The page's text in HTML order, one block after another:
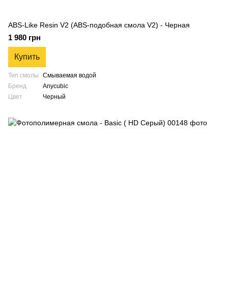
ABS-Like Resin V2 (ABS-подобная смола V2) - Черная
1 980 грн
Купить
Тип смолы
Смываемая водой
Бренд
Anycubic
Цвет
Черный